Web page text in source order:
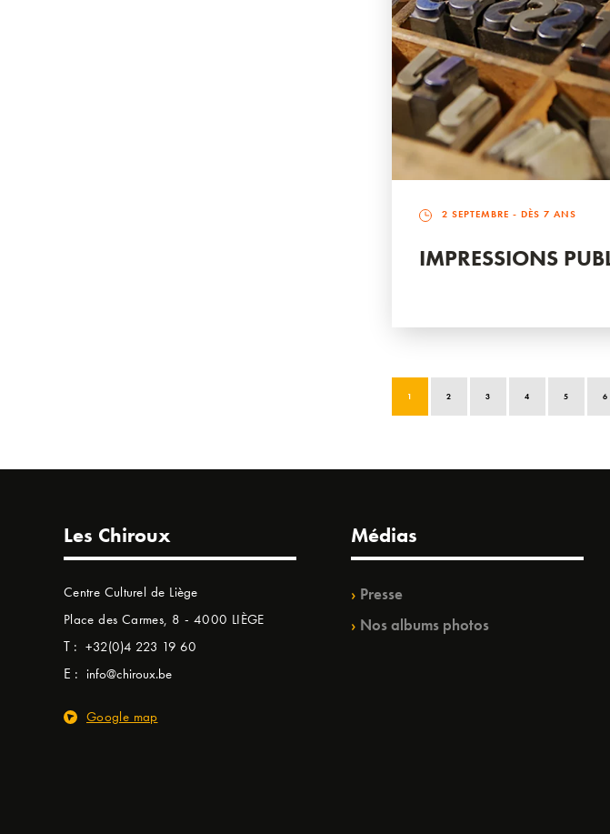
2 SEPTEMBRE - DÈS 7 ANS
IMPRESSIONS
1 2 3 4 5 6
Les Chiroux
Centre Culturel de Liège
Place des Carmes, 8 - 4000 LIÈGE
T : +32(0)4 223 19 60
E : info@chiroux.be
Google map
Médias
Presse
Nos albums photos